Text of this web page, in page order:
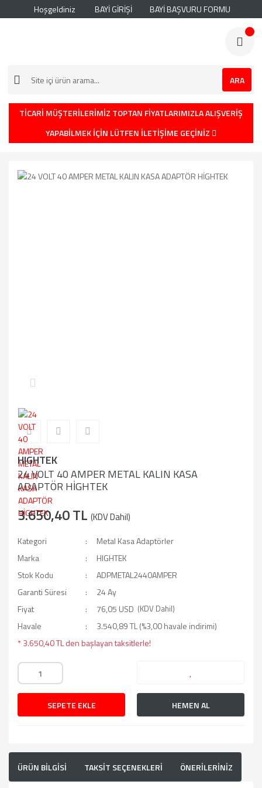
Hoşgeldiniz BAYİ GİRİŞİ BAYİ BAŞVURU FORMU
ARA
TİCARİ MÜŞTERİLERİMİZ TOPTAN FİYATLARIMIZLA ALIŞVERİŞ
YAPABİLMEK İÇİN LÜTFEN İLETİŞİME GEÇİNİZ
HIGHTEK
24 VOLT 40 AMPER METAL KALIN KASA
ADAPTÖR HİGHTEK
3.650,40 TL (KDV Dahil)
Kategori
Metal Kasa Adaptörler
Marka
HIGHTEK
Stok Kodu
ADPMETAL2440AMPER
Garanti Süresi
24 Ay
Fiyat
76,05 USD (KDV Dahil)
Havale
3.540,89 TL (%3,00 havale indirimi)
* 3.650,40 TL den başlayan taksitlerle!
SEPETE EKLE HEMEN AL
ÜRÜN BİLGİSİ TAKSİT SEÇENEKLERİ ÖNERİLERİNİZ